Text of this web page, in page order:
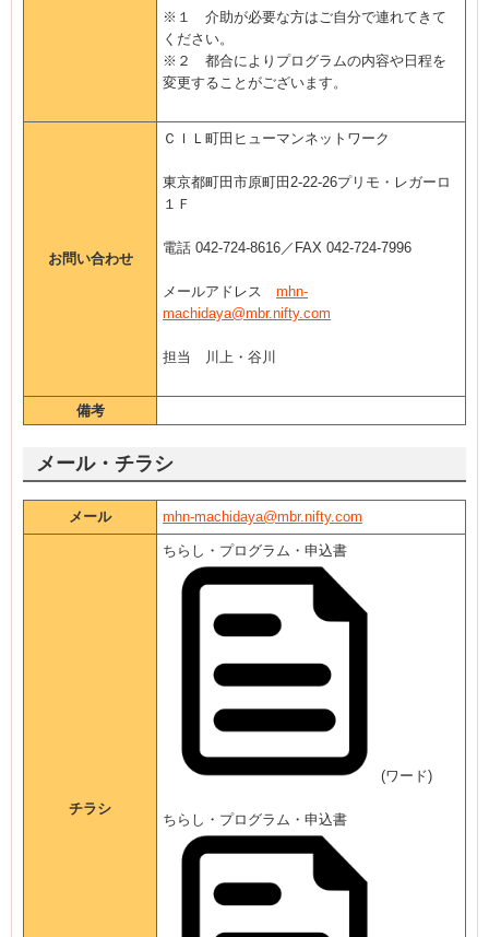
※１ 介助が必要な方はご自分で連れてきて
ください。
※２ 都合によりプログラムの内容や日程を
変更することがございます。
お問い合わせ
ＣＩＬ町田ヒューマンネットワーク
東京都町田市原町田2-22-26プリモ・レガーロ
１Ｆ
電話 042-724-8616／FAX 042-724-7996
メールアドレス mhn-
machidaya@mbr.nifty.com
担当 川上・谷川
備考
メール・チラシ
メール mhn-machidaya@mbr.nifty.com
チラシ
ちらし・プログラム・申込書
(ワード)
ちらし・プログラム・申込書